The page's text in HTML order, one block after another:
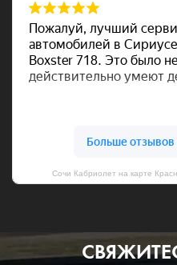
Сочи Кабриолет на карте